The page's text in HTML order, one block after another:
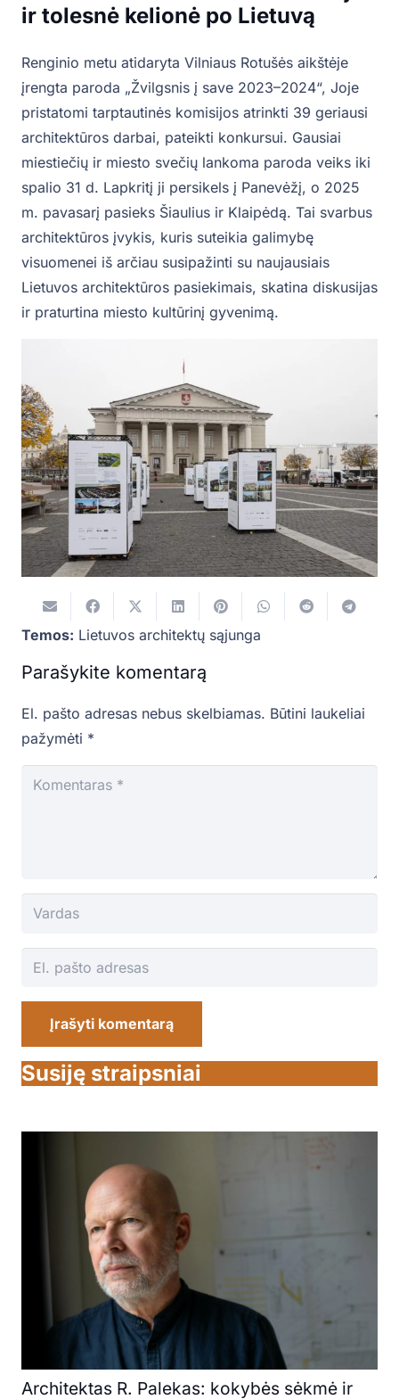
ir tolesnė kelionė po Lietuvą
Renginio metu atidaryta Vilniaus Rotušės aikštėje
įrengta paroda „Žvilgsnis į save 2023–2024“, Joje
pristatomi tarptautinės komisijos atrinkti 39 geriausi
architektūros darbai, pateikti konkursui. Gausiai
miestiečių ir miesto svečių lankoma paroda veiks iki
spalio 31 d. Lapkritį ji persikels į Panevėžį, o 2025
m. pavasarį pasieks Šiaulius ir Klaipėdą. Tai svarbus
architektūros įvykis, kuris suteikia galimybę
visuomenei iš arčiau susipažinti su naujausiais
Lietuvos architektūros pasiekimais, skatina diskusijas
ir praturtina miesto kultūrinį gyvenimą.
Temos: Lietuvos architektų sąjunga
Parašykite komentarą
El. pašto adresas nebus skelbiamas. Būtini laukeliai
pažymėti *
Įrašyti komentarą
Susiję straipsniai
Architektas R. Palekas: kokybės sėkmė ir